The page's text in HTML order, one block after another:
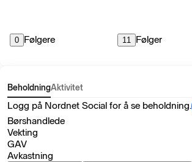
0 Følgere 11 Følger
BeholdningAktivitet
Logg på Nordnet Social for å se beholdning.
Børshandlede
Vekting
GAV
Avkastning